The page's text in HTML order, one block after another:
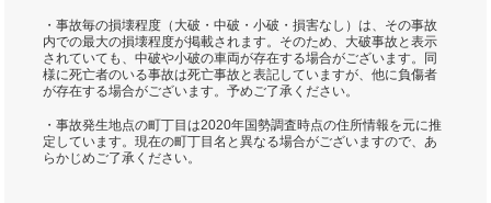
・事故毎の損壊程度（大破・中破・小破・損害なし）は、その事故
内での最大の損壊程度が掲載されます。そのため、大破事故と表示
されていても、中破や小破の車両が存在する場合がございます。同
様に死亡者のいる事故は死亡事故と表記していますが、他に負傷者
が存在する場合がございます。予めご了承ください。
・事故発生地点の町丁目は2020年国勢調査時点の住所情報を元に推
定しています。現在の町丁目名と異なる場合がございますので、あ
らかじめご了承ください。